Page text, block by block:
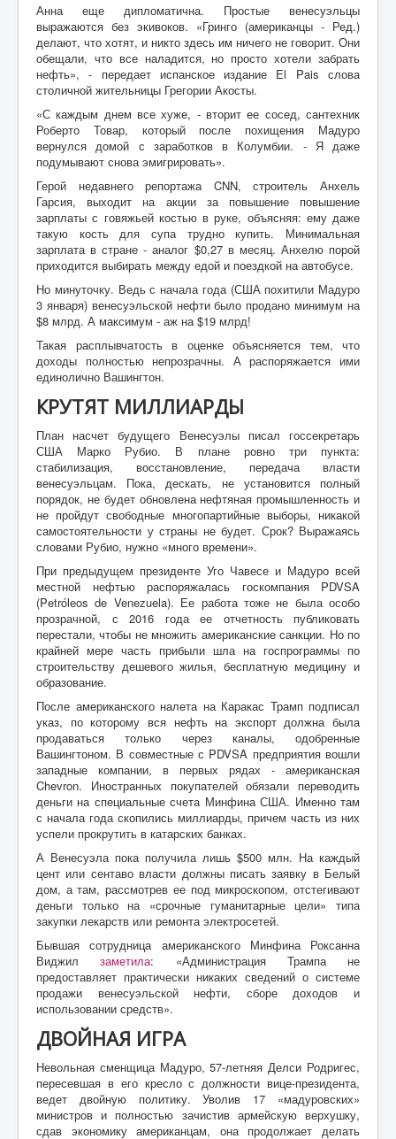
Анна еще дипломатична. Простые венесуэльцы
выражаются без экивоков. «Гринго (американцы - Ред.)
делают, что хотят, и никто здесь им ничего не говорит. Они
обещали, что все наладится, но просто хотели забрать
нефть», - передает испанское издание El Pais слова
столичной жительницы Грегории Акосты.
«С каждым днем все хуже, - вторит ее сосед, сантехник
Роберто Товар, который после похищения Мадуро
вернулся домой с заработков в Колумбии. - Я даже
подумывают снова эмигрировать».
Герой недавнего репортажа CNN, строитель Анхель
Гарсия, выходит на акции за повышение повышение
зарплаты с говяжьей костью в руке, объясняя: ему даже
такую кость для супа трудно купить. Минимальная
зарплата в стране - аналог $0,27 в месяц. Анхелю порой
приходится выбирать между едой и поездкой на автобусе.
Но минуточку. Ведь с начала года (США похитили Мадуро
3 января) венесуэльской нефти было продано минимум на
$8 млрд. А максимум - аж на $19 млрд!
Такая расплывчатость в оценке объясняется тем, что
доходы полностью непрозрачны. А распоряжается ими
единолично Вашингтон.
КРУТЯТ МИЛЛИАРДЫ
План насчет будущего Венесуэлы писал госсекретарь
США Марко Рубио. В плане ровно три пункта:
стабилизация, восстановление, передача власти
венесуэльцам. Пока, дескать, не установится полный
порядок, не будет обновлена нефтяная промышленность и
не пройдут свободные многопартийные выборы, никакой
самостоятельности у страны не будет. Срок? Выражаясь
словами Рубио, нужно «много времени».
При предыдущем президенте Уго Чавесе и Мадуро всей
местной нефтью распоряжалась госкомпания PDVSA
(Petróleos de Venezuela). Ее работа тоже не была особо
прозрачной, с 2016 года ее отчетность публиковать
перестали, чтобы не множить американские санкции. Но по
крайней мере часть прибыли шла на госпрограммы по
строительству дешевого жилья, бесплатную медицину и
образование.
После американского налета на Каракас Трамп подписал
указ, по которому вся нефть на экспорт должна была
продаваться только через каналы, одобренные
Вашингтоном. В совместные с PDVSA предприятия вошли
западные компании, в первых рядах - американская
Chevron. Иностранных покупателей обязали переводить
деньги на специальные счета Минфина США. Именно там
с начала года скопились миллиарды, причем часть из них
успели прокрутить в катарских банках.
А Венесуэла пока получила лишь $500 млн. На каждый
цент или сентаво власти должны писать заявку в Белый
дом, а там, рассмотрев ее под микроскопом, отстегивают
деньги только на «срочные гуманитарные цели» типа
закупки лекарств или ремонта электросетей.
Бывшая сотрудница американского Минфина Роксанна
Виджилзаметила: «Администрация Трампа не
предоставляет практически никаких сведений о системе
продажи венесуэльской нефти, сборе доходов и
использовании средств».
ДВОЙНАЯ ИГРА
Невольная сменщица Мадуро, 57-летняя Делси Родригес,
пересевшая в его кресло с должности вице-президента,
ведет двойную политику. Уволив 17 «мадуровских»
министров и полностью зачистив армейскую верхушку,
сдав экономику американцам, она продолжает делать